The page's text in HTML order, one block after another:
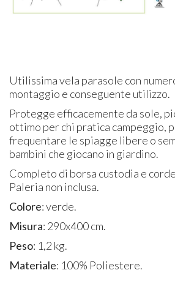
Utilissima vela parasole con
montaggio e conseguente utilizzo.
Protegge efficacemente da sole,
ottimo per chi pratica campeggio,
frequentare le spiagge libere o
bambini che giocano in giardino.
Completo di borsa custodia e
Paleria non inclusa.
Colore: verde.
Misura: 290x400 cm.
Peso: 1,2 kg.
Materiale: 100% Poliestere.